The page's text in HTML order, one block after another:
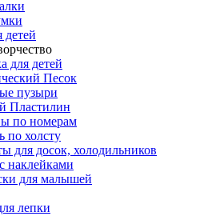
для детей
Песок
пузыри
Пластилин
по номерам
по холсту
для досок, холодильников
наклейками
для малышей
лепки